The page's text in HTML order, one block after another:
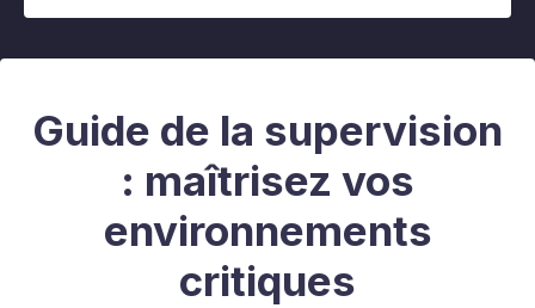
Guide de la supervision
: maîtrisez vos
environnements
critiques